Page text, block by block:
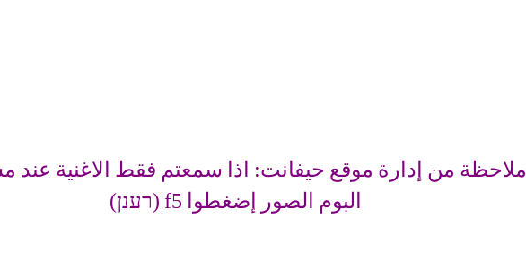
ملاحظة من إدارة موقع حيفانت: اذا سمعتم فقط الاغنية عند
البوم الصور إضغطوا f5 (רענן)